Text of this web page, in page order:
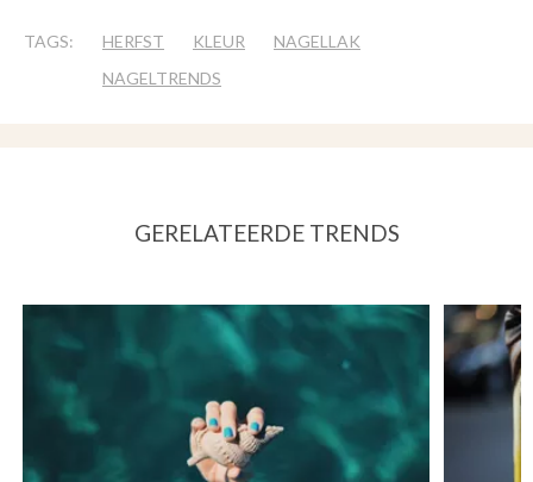
TAGS: HERFST KLEUR
NAGELLAK
NAGELTRENDS
GERELATEERDE TRENDS